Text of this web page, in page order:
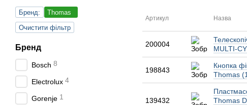
Артикул Назва
200004
MULTI-
198843
Кнопка
Thomas
139432
Thomas
Бренд:
Thomas
Очистити фільтр
Бренд
Bosch 8
Electrolux 4
Gorenje 1